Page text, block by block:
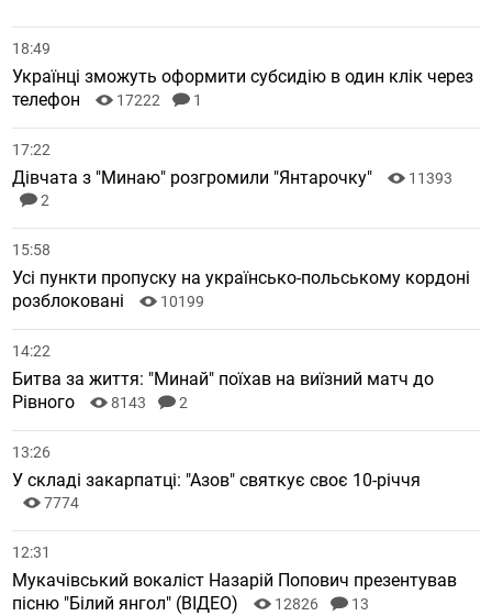
18:49
Українці зможуть оформити субсидію в один клік через
телефон
17222 1
17:22
Дівчата з "Минаю" розгромили "Янтарочку"
11393
2
15:58
Усі пункти пропуску на українсько-польському кордоні
розблоковані
10199
14:22
Битва за життя: "Минай" поїхав на виїзний матч до
Рівного
8143 2
13:26
У складі закарпатці: "Азов" святкує своє 10-річчя
7774
12:31
Мукачівський вокаліст Назарій Попович презентував
пісню "Білий янгол" (ВІДЕО)
12826 13